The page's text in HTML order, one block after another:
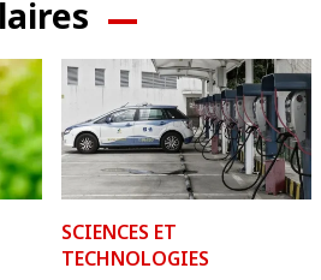
SCIENCES ET
TECHNOLOGIES